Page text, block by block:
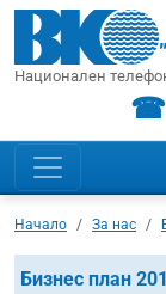
Национален
☎
Начало За нас
Бизнес план